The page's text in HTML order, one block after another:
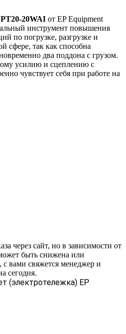
20WAI от EP Equipment
инструмент повышения
по погрузке, разгрузке и
сфере, так как способна
два поддона с грузом.
усилию и сцеплению с
чувствует себя при работе на
через сайт, но в зависимости от
быть снижена или
с вами свяжется менеджер и
сегодня.
(электротележка) EP